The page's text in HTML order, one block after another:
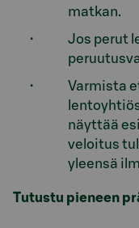
matkan.
Jos perut
Varmista
näyttää
veloitus
yleensä
Tutustu pieneen